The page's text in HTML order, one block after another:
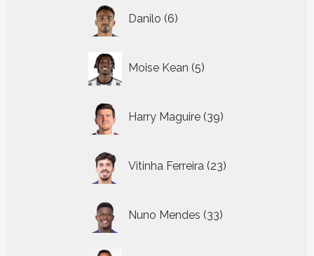
Danilo 6
producten
Moise Kean 5
producten
Harry Maguire 39
producten
Vitinha Ferreira 23
producten
Nuno Mendes 33
producten